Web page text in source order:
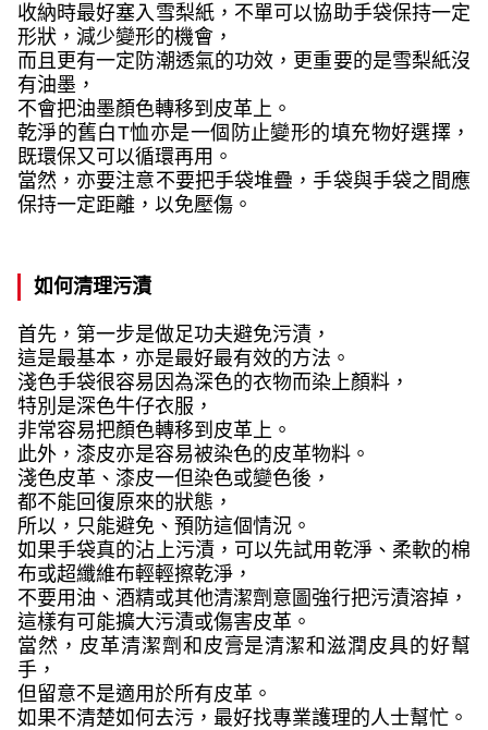
收納時最好塞入雪梨紙，不單可以協助手袋保持一定
形狀，減少變形的機會，
而且更有一定防潮透氣的功效，更重要的是雪梨紙沒
有油墨，
不會把油墨顏色轉移到皮革上。
乾淨的舊白T恤亦是一個防止變形的填充物好選擇，
既環保又可以循環再用。
當然，亦要注意不要把手袋堆疊，手袋與手袋之間應
保持一定距離，以免壓傷。
如何清理污漬
首先，第一步是做足功夫避免污漬，
這是最基本，亦是最好最有效的方法。
淺色手袋很容易因為深色的衣物而染上顏料，
特別是深色牛仔衣服，
非常容易把顏色轉移到皮革上。
此外，漆皮亦是容易被染色的皮革物料。
淺色皮革、漆皮一但染色或變色後，
都不能回復原來的狀態，
所以，只能避免、預防這個情況。
如果手袋真的沾上污漬，可以先試用乾淨、柔軟的棉
布或超纖維布輕輕擦乾淨，
不要用油、酒精或其他清潔劑意圖強行把污漬溶掉，
這樣有可能擴大污漬或傷害皮革。
當然，皮革清潔劑和皮膏是清潔和滋潤皮具的好幫
手，
但留意不是適用於所有皮革。
如果不清楚如何去污，最好找專業護理的人士幫忙。